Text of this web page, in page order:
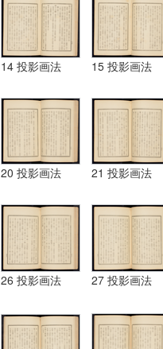
14 投影画法 15 投影画法
20 投影画法 21 投影画法
26 投影画法 27 投影画法